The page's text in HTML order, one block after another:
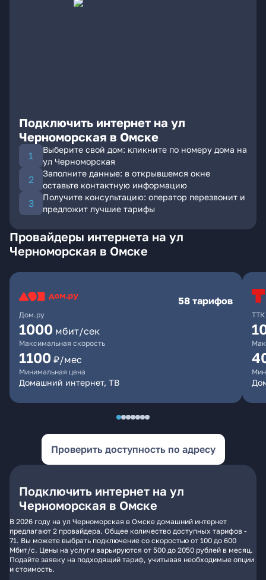
Подключить интернет на ул
Черноморская в Омске
Выберите свой дом: кликните по номеру дома на
ул Черноморская
Заполните данные: в открывшемся окне
оставьте контактную информацию
Получите консультацию: оператор перезвонит и
предложит лучшие тарифы
Провайдеры интернета на ул
Черноморская в Омске
Дом.ру
58 тарифов
1000 мбит/сек
Максимальная скорость
1100 ₽/мес
Минимальная цена
Домашний интернет, ТВ
ТТК
Проверить доступность по адресу
Подключить интернет на ул
Черноморская в Омске
В 2026 году на ул Черноморская в Омске домашний интернет
предлагают 2 провайдера. Общее количество доступных тарифов -
71. Вы можете выбрать подключение со скоростью от 100 до 600
Мбит/с. Цены на услуги варьируются от 500 до 2050 рублей в месяц.
Подайте заявку на подходящий тариф, учитывая необходимые опции
и стоимость.